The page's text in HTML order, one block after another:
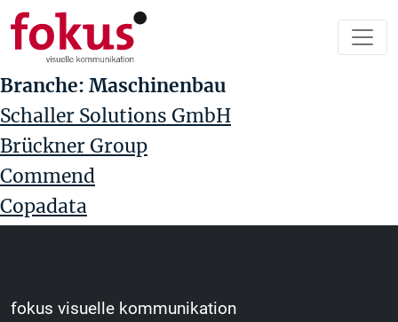
Branche: Maschinenbau
Schaller Solutions GmbH
Brückner Group
Commend
Copadata
fokus visuelle kommunikation